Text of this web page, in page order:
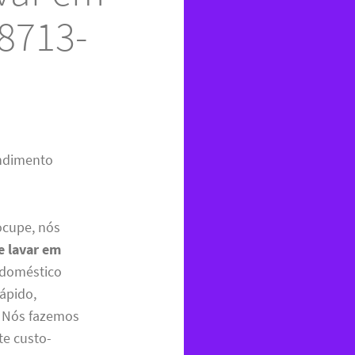
nós
lavar em
fazemos
custo-